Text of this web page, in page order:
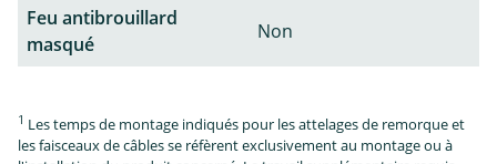
Feu antibrouillard
masqué
Non
1 Les temps de montage indiqués pour les attelages de remorque et
les faisceaux de câbles se réfèrent exclusivement au montage ou à